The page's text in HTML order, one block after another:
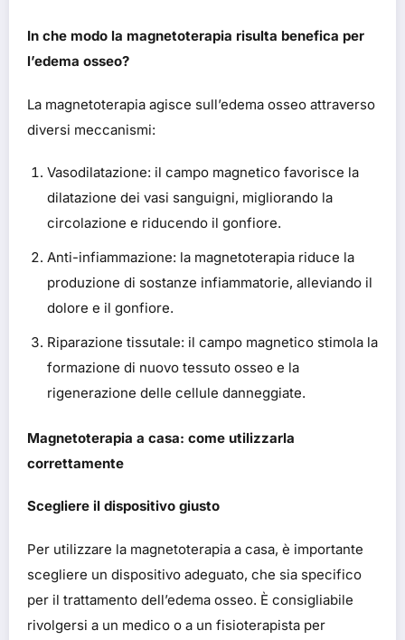
In che modo la magnetoterapia risulta benefica per
l’edema osseo?
La magnetoterapia agisce sull’edema osseo attraverso
diversi meccanismi:
Vasodilatazione: il campo magnetico favorisce la
dilatazione dei vasi sanguigni, migliorando la
circolazione e riducendo il gonfiore.
Anti-infiammazione: la magnetoterapia riduce la
produzione di sostanze infiammatorie, alleviando il
dolore e il gonfiore.
Riparazione tissutale: il campo magnetico stimola la
formazione di nuovo tessuto osseo e la
rigenerazione delle cellule danneggiate.
Magnetoterapia a casa: come utilizzarla
correttamente
Scegliere il dispositivo giusto
Per utilizzare la magnetoterapia a casa, è importante
scegliere un dispositivo adeguato, che sia specifico
per il trattamento dell’edema osseo. È consigliabile
rivolgersi a un medico o a un fisioterapista per